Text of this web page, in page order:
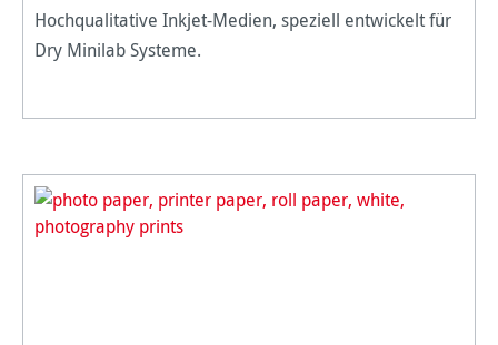
Hochqualitative Inkjet-Medien, speziell entwickelt für
Dry Minilab Systeme.